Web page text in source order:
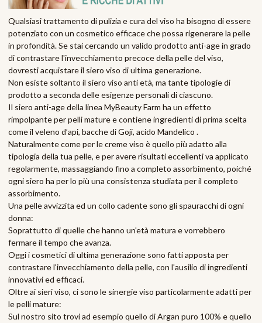
Qualsiasi trattamento di pulizia e cura del viso ha bisogno di essere
potenziato con un cosmetico efficace che possa rigenerare la pelle
in profondità. Se stai cercando un valido prodotto anti-age in grado
di contrastare l'invecchiamento precoce della pelle del viso,
dovresti acquistare il siero viso di ultima generazione.
Non esiste soltanto il siero viso anti età, ma tante tipologie di
prodotto a seconda delle esigenze personali di ciascuno.
Il siero anti-age della linea MyBeauty Farm ha un effetto
rimpolpante per pelli mature e contiene ingredienti di prima scelta
come il veleno d’api, bacche di Goji, acido Mandelico .
Naturalmente come per le creme viso è quello più adatto alla
tipologia della tua pelle, e per avere risultati eccellenti va applicato
regolarmente, massaggiando fino a completo assorbimento, poiché
ogni siero ha per lo più una consistenza studiata per il completo
assorbimento.
Una pelle avvizzita ed un collo cadente sono gli spauracchi di ogni
donna:
Soprattutto di quelle che hanno un'età matura e vorrebbero
fermare il tempo che avanza.
Oggi i cosmetici di ultima generazione sono fatti apposta per
contrastare l'invecchiamento della pelle, con l'ausilio di ingredienti
innovativi ed efficaci.
Oltre ai sieri viso, ci sono le sinergie viso particolarmente adatti per
le pelli mature:
Sul nostro sito trovi ad esempio quello di Argan puro 100% e quello